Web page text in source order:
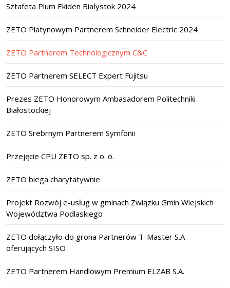
Sztafeta Plum Ekiden Białystok 2024
ZETO Platynowym Partnerem Schneider Electric 2024
ZETO Partnerem Technologicznym C&C
ZETO Partnerem SELECT Expert Fujitsu
Prezes ZETO Honorowym Ambasadorem Politechniki
Białostockiej
ZETO Srebrnym Partnerem Symfonii
Przejęcie CPU ZETO sp. z o. o.
ZETO biega charytatywnie
Projekt Rozwój e-usług w gminach Związku Gmin Wiejskich
Województwa Podlaskiego
ZETO dołączyło do grona Partnerów T-Master S.A
oferujących SISO
ZETO Partnerem Handlowym Premium ELZAB S.A.